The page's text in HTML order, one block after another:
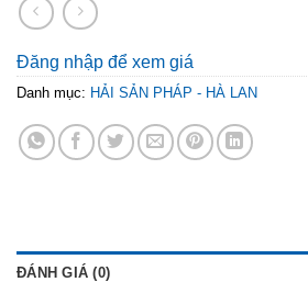
Đăng nhập để xem giá
Danh mục: HẢI SẢN PHÁP - HÀ LAN
ĐÁNH GIÁ (0)